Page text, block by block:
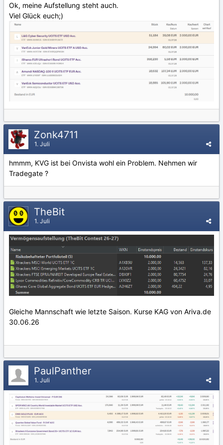
Ok, meine Aufstellung steht auch.
Viel Glück euch;)
Zonk4711
1. Juli
hmmm, KVG ist bei Onvista wohl ein Problem. Nehmen wir
Tradegate ?
TheBit
1. Juli
Gleiche Mannschaft wie letzte Saison. Kurse KAG von Ariva.de
30.06.26
PaulPanther
1. Juli